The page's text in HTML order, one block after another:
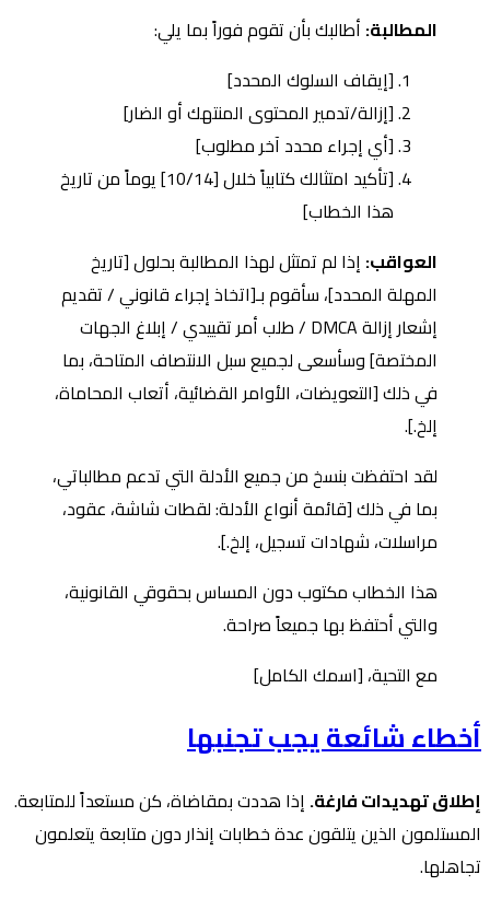
المطالبة: أطالبك بأن تقوم فوراً بما يلي:
[إيقاف السلوك المحدد]
[إزالة/تدمير المحتوى المنتهك أو الضار]
[أي إجراء محدد آخر مطلوب]
[تأكيد امتثالك كتابياً خلال [10/14] يوماً من تاريخ
هذا الخطاب]
العواقب: إذا لم تمتثل لهذا المطالبة بحلول [تاريخ
المهلة المحدد]، سأقوم بـ[اتخاذ إجراء قانوني / تقديم
إشعار إزالة DMCA / طلب أمر تقييدي / إبلاغ الجهات
المختصة] وسأسعى لجميع سبل الانتصاف المتاحة، بما
في ذلك [التعويضات، الأوامر القضائية، أتعاب المحاماة،
إلخ.].
لقد احتفظت بنسخ من جميع الأدلة التي تدعم مطالباتي،
بما في ذلك [قائمة أنواع الأدلة: لقطات شاشة، عقود،
مراسلات، شهادات تسجيل، إلخ.].
هذا الخطاب مكتوب دون المساس بحقوقي القانونية،
والتي أحتفظ بها جميعاً صراحة.
مع التحية، [اسمك الكامل]
أخطاء شائعة يجب تجنبها
إطلاق تهديدات فارغة. إذا هددت بمقاضاة، كن مستعداً للمتابعة.
المستلمون الذين يتلقون عدة خطابات إنذار دون متابعة يتعلمون
تجاهلها.